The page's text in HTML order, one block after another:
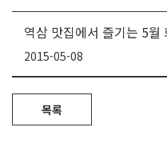
역삼 맛집에서 즐기는 5월
2015-05-08
목록